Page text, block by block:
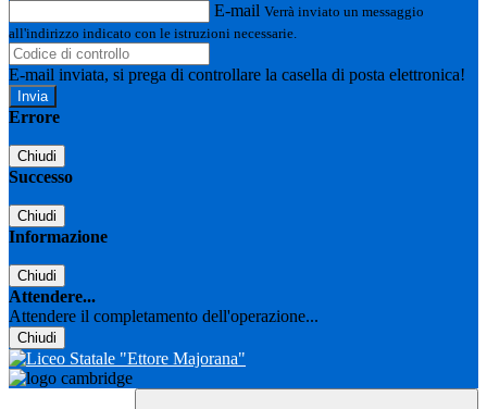
E-mail Verrà inviato un messaggio
all'indirizzo indicato con le istruzioni necessarie.
E-mail inviata, si prega di controllare la casella di posta elettronica!
Errore
Chiudi
Successo
Chiudi
Informazione
Chiudi
Attendere...
Attendere il completamento dell'operazione...
Chiudi